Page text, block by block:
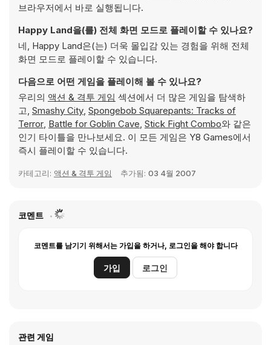
브라우저에서 바로 실행됩니다.
Happy Land을(를) 전체 화면 모드로 플레이할 수 있나요?
네, Happy Land은(는) 더욱 몰입감 있는 경험을 위해 전체
화면 모드로 플레이할 수 있습니다.
다음으로 어떤 게임을 플레이해 볼 수 있나요?
우리의 액션 & 격투 게임 섹션에서 더 많은 게임을 탐색하
고, Smashy City, Spongebob Squarepants: Tracks of
Terror, Battle for Goblin Cave, Stick Fight Combo와 같은
인기 타이틀을 만나보세요. 이 모든 게임은 Y8 Games에서
즉시 플레이할 수 있습니다.
카테고리: 액션 & 격투 게임 추가됨: 03 4월 2007
코멘트
코멘트를 남기기 위해서는 가입을 하거나, 로그인을 해야 합니다
가입 로그인
관련 게임